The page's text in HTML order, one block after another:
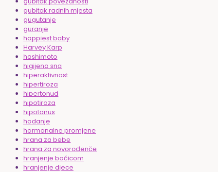
gubitak radnih mjesta
gugutanje
guranje
happiest baby
Harvey Karp
hashimoto
higijena sna
hiperaktivnost
hipertiroza
hipertonud
hipotiroza
hipotonus
hodanje
hormonalne promjene
hrana za bebe
hrana za novorođenče
hranjenje bočicom
hranjenje djece